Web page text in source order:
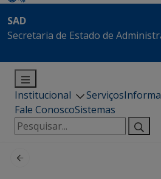
SAD
Secretaria de Estado de
Institucional Serviços
Fale ConoscoSistemas
Pesquisar
por: